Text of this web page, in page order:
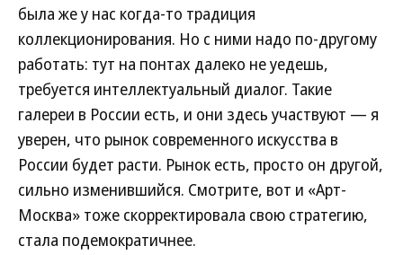
была же у нас когда-то традиция
коллекционирования. Но с ними надо по-другому
работать: тут на понтах далеко не уедешь,
требуется интеллектуальный диалог. Такие
галереи в России есть, и они здесь участвуют — я
уверен, что рынок современного искусства в
России будет расти. Рынок есть, просто он другой,
сильно изменившийся. Смотрите, вот и «Арт-
Москва» тоже скорректировала свою стратегию,
стала подемократичнее.